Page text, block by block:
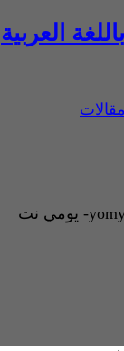
العربية